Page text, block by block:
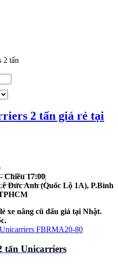
2 tấn
2 tấn giá rẻ tại
Chiều 17:00
Đức Anh (Quốc Lộ 1A), P.Bình
xe nâng cũ đấu giá tại Nhật.
tấn Unicarriers